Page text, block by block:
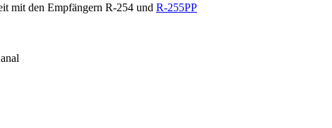
mit den Empfängern R-254 und R-255PP